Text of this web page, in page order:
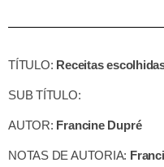
TÍTULO: Receitas
SUB TÍTULO:
AUTOR: Francine Dupré
NOTAS DE AUTORIA: